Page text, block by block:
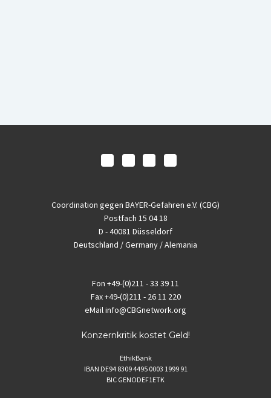
Coordination gegen BAYER-Gefahren e.V. (CBG)
Postfach 15 04 18
D - 40081 Düsseldorf
Deutschland / Germany / Alemania
Fon +49-(0)211 - 33 39 11
Fax+49-(0)211 - 26 11 220
eMailinfo@CBGnetwork.org
Konzernkritik kostet Geld!
EthikBank
IBAN DE94 8309 4495 0003 1999 91
BIC GENODEF1ETK